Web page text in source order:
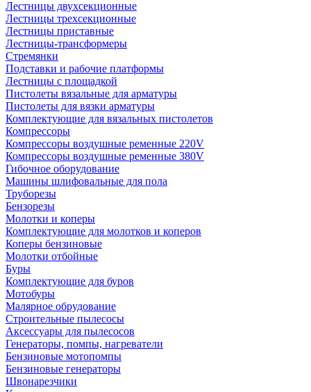
Лестницы двухсекционные
Лестницы трехсекционные
Лестницы приставные
Лестницы-трансформеры
Стремянки
Подставки и рабочие платформы
Лестницы с площадкой
Пистолеты вязальные для арматуры
Пистолеты для вязки арматуры
Комплектующие для вязальных пистолетов
Компрессоры
Компрессоры воздушные ременные 220V
Компрессоры воздушные ременные 380V
Гибочное оборудование
Машины шлифовальные для пола
Труборезы
Бензорезы
Молотки и коперы
Комплектующие для молотков и коперов
Коперы бензиновые
Молотки отбойные
Буры
Комплектующие для буров
Мотобуры
Малярное обрудование
Строительные пылесосы
Аксессуары для пылесосов
Генераторы, помпы, нагреватели
Бензиновые мотопомпы
Бензиновые генераторы
Швонарезчики